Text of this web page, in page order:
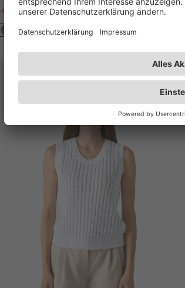
49,95 € 69,95 €